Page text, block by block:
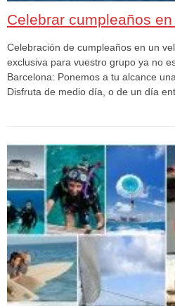
Celebrar cumpleaños
Celebración de cumpleaños en un
exclusiva para vuestro grupo ya no
Barcelona: Ponemos a tu alcance
Disfruta de medio día, o de un día